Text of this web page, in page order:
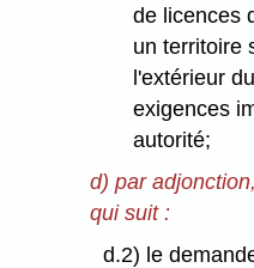
de licences
un territoire
l'extérieur
exigences
autorité;
d) par
qui suit :
d.2) le